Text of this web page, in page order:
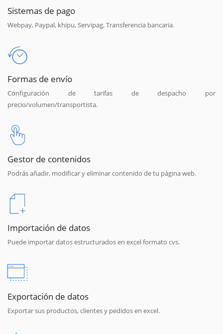
Sistemas de pago
Webpay, Paypal, khipu, Servipag, Transferencia bancaria.
Formas de envío
Configuración de tarifas de despacho por
precio/volumen/transportista.
Gestor de contenidos
Podrás añadir, modificar y eliminar contenido de tu página web.
Importación de datos
Puede importar datos estructurados en excel formato cvs.
Exportación de datos
Exportar sus productos, clientes y pedidos en excel.